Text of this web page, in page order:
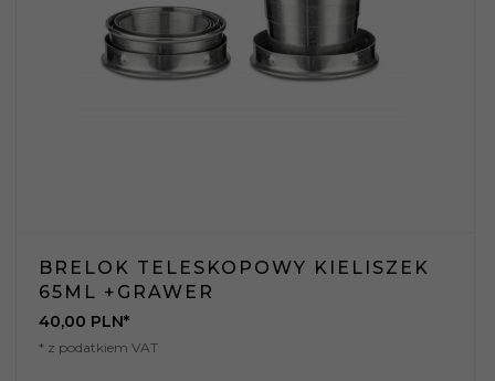
BRELOK TELESKOPOWY KIELISZEK
65ML +GRAWER
40,00 PLN*
* z podatkiem VAT